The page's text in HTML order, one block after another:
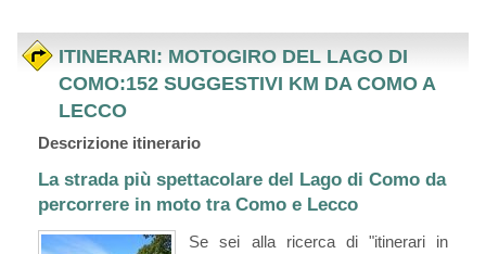
ITINERARI: MOTOGIRO DEL LAGO DI
COMO:152 SUGGESTIVI KM DA COMO A
LECCO
Descrizione itinerario
La strada più spettacolare del Lago di Como da
percorrere in moto tra Como e Lecco
Se sei alla ricerca di "itinerari in